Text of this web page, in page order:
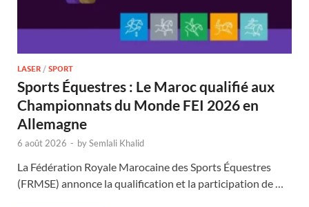
LASER / SPORT
Sports Équestres : Le Maroc qualifié aux
Championnats du Monde FEI 2026 en
Allemagne
6 août 2026 - bySemlali Khalid
La Fédération Royale Marocaine des Sports Équestres
(FRMSE) annonce la qualification et la participation de …